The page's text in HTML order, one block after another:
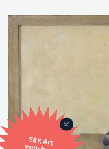
SBK Art
voucher,
art as a